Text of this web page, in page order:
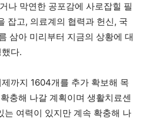
나 막연한 공포감에 사로잡힐 필
잡고, 의료계의 협력과 헌신, 국
삼아 미리부터 지금의 상황에 대
다.
까지 1604개를 추가 확보해 목
충해 나갈 계획이며 생활치료센
는 여력이 있지만 계속 확충해 나